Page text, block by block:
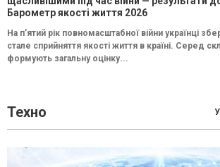
Барометр якості життя 2026
На п’ятий рік повномасштабної війни українці
стале сприйняття якості життя в країні. Серед
формують загальну оцінку...
Техно